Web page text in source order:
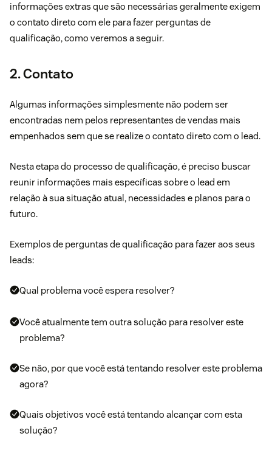
informações extras que são necessárias geralmente exigem
o contato direto com ele para fazer perguntas de
qualificação, como veremos a seguir.
2. Contato
Algumas informações simplesmente não podem ser
encontradas nem pelos representantes de vendas mais
empenhados sem que se realize o contato direto com o lead.
Nesta etapa do processo de qualificação, é preciso buscar
reunir informações mais específicas sobre o lead em
relação à sua situação atual, necessidades e planos para o
futuro.
Exemplos de perguntas de qualificação para fazer aos seus
leads:
Qual problema você espera resolver?
Você atualmente tem outra solução para resolver este
problema?
Se não, por que você está tentando resolver este problema
agora?
Quais objetivos você está tentando alcançar com esta
solução?